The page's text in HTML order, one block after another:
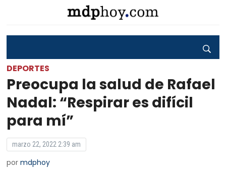
DEPORTES
Preocupa la salud de Rafael
Nadal: “Respirar es difícil
para mí”
marzo 22, 2022 2:39 am
pormdphoy